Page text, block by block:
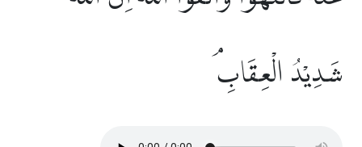
شَدِيْدُ الْعِقَابِۘ